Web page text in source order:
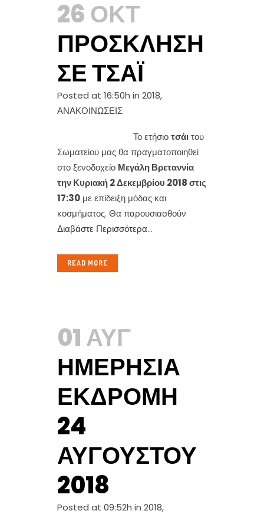
26 ΟΚΤ
ΠΡΌΣΚΛΗΣΗ
ΣΕ ΤΣΆΙ
Posted at 16:50h in 2018,
ΑΝΑΚΟΙΝΩΣΕΙΣ
Το ετήσιοτσάιτου
Σωματείου μας θα πραγματοποιηθεί
στο ξενοδοχείο Μεγάλη Βρεταννία
την Κυριακή 2 Δεκεμβρίου 2018 στις
17:30 με επίδειξη μόδας και
κοσμήματος. Θα παρουσιασθούν
Διαβάστε Περισσότερα...
READ MORE
01 ΑΥΓ
ΗΜΕΡΉΣΙΑ
ΕΚΔΡΟΜΉ
24
ΑΥΓΟΎΣΤΟΥ
2018
Posted at 09:52h in 2018,